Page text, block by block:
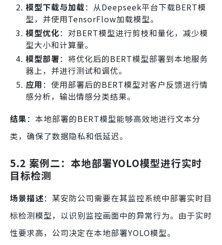
模型下载与加载：从Deepseek平台下载BERT模
型，并使用TensorFlow加载模型。
模型优化：对BERT模型进行剪枝和量化，减少模
型大小和计算量。
模型部署：将优化后的BERT模型部署到本地服务
器上，并进行测试和调优。
应用：使用部署后的BERT模型对客户反馈进行情
感分析，输出情感分类结果。
结果：本地部署的BERT模型能够高效地进行文本分
类，确保了数据隐私和低延迟。
5.2 案例二：本地部署YOLO模型进行实时
目标检测
场景描述：某安防公司需要在其监控系统中部署实时目
标检测模型，以识别监控画面中的异常行为。由于实时
性要求高，公司决定在本地部署YOLO模型。